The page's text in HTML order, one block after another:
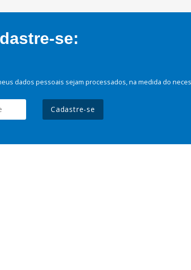
se:
dados pessoais sejam processados, na medida do
Cadastre-se